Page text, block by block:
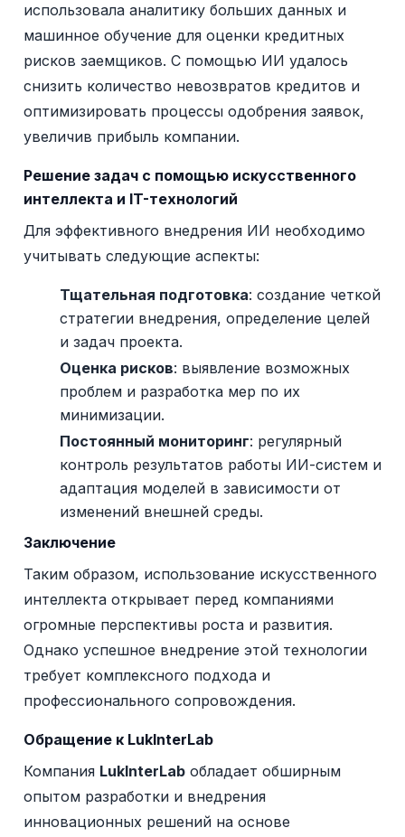
использовала аналитику больших данных и
машинное обучение для оценки кредитных
рисков заемщиков. С помощью ИИ удалось
снизить количество невозвратов кредитов и
оптимизировать процессы одобрения заявок,
увеличив прибыль компании.
Решение задач с помощью искусственного
интеллекта и IT-технологий
Для эффективного внедрения ИИ необходимо
учитывать следующие аспекты:
Тщательная подготовка: создание четкой
стратегии внедрения, определение целей
и задач проекта.
Оценка рисков: выявление возможных
проблем и разработка мер по их
минимизации.
Постоянный мониторинг: регулярный
контроль результатов работы ИИ-систем и
адаптация моделей в зависимости от
изменений внешней среды.
Заключение
Таким образом, использование искусственного
интеллекта открывает перед компаниями
огромные перспективы роста и развития.
Однако успешное внедрение этой технологии
требует комплексного подхода и
профессионального сопровождения.
Обращение к LukInterLab
Компания LukInterLab обладает обширным
опытом разработки и внедрения
инновационных решений на основе